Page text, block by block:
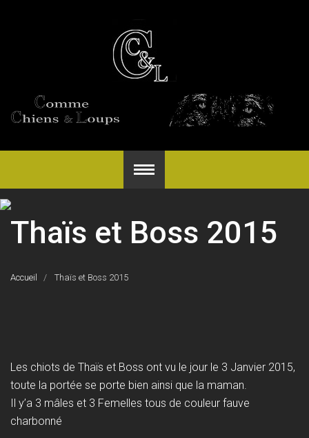
Thaïs et Boss 2015
Accueil Thaïs et Boss 2015
Les chiots de Thaïs et Boss ont vu le jour le 3 Janvier 2015,
toute la portée se porte bien ainsi que la maman.
Il y’a 3 mâles et 3 Femelles tous de couleur fauve
charbonné